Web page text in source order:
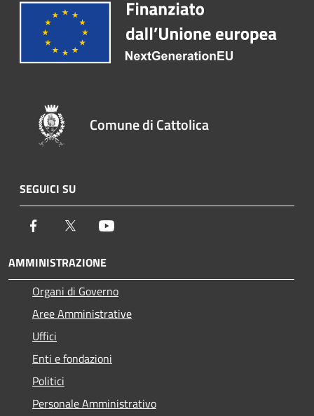
Comune di Cattolica
SEGUICI SU
Facebook Twitter
AMMINISTRAZIONE
Organi di Governo
Aree Amministrative
Uffici
Enti e fondazioni
Politici
Personale Amministrativo